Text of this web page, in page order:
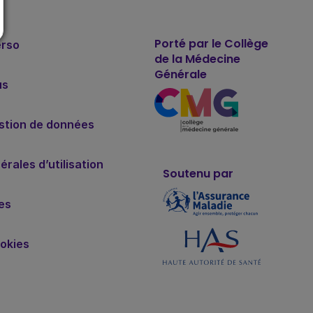
de données
d’utilisation
Porté par le Collège
de la Médecine
Générale
Soutenu par